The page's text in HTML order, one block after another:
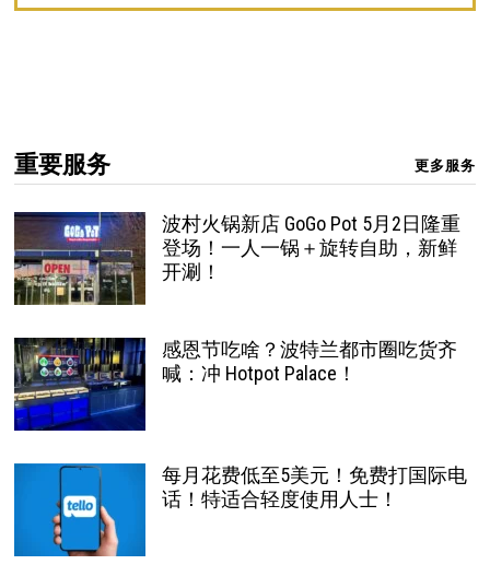
重要服务 更多服务
波村火锅新店 GoGo Pot 5月2日隆重
登场！一人一锅＋旋转自助，新鲜
开涮！
感恩节吃啥？波特兰都市圈吃货齐
喊：冲 Hotpot Palace！
每月花费低至5美元！免费打国际电
话！特适合轻度使用人士！